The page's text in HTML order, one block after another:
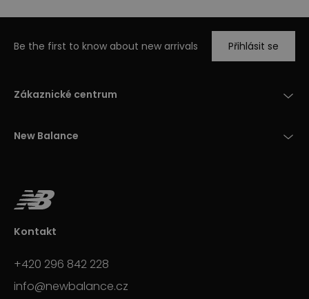
Be the first to know about new arrivals Přihlásit se
Zákaznické centrum
New Balance
Kontakt
+420 296 842 228
info@newbalance.cz